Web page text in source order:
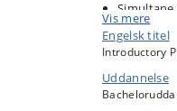
Diskrete
Vis mere
Engelsk titel
Introductory
Uddannelse